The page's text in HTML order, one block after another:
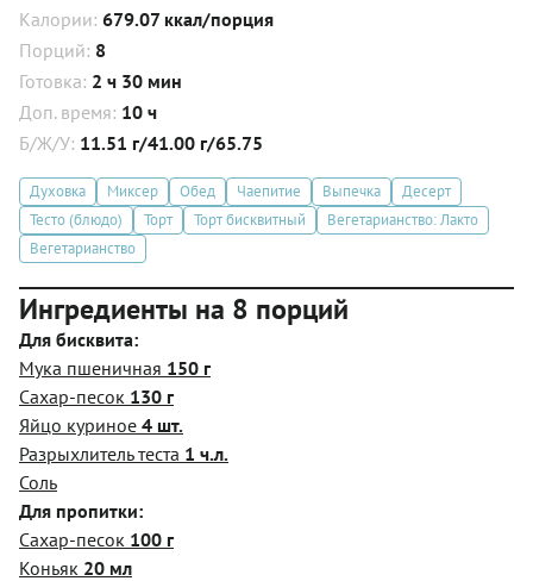
Калории: 679.07 ккал/порция
Порций: 8
Готовка: 2 ч 30 мин
Доп. время: 10 ч
Б/Ж/У: 11.51 г/41.00 г/65.75
Духовка Миксер Обед Чаепитие Выпечка
Десерт
Тесто (блюдо)
Торт Торт бисквитный
Вегетарианство: Лакто
Вегетарианство
Ингредиенты на 8 порций
Для бисквита:
Мука пшеничная 150 г
Сахар-песок 130 г
Яйцо куриное 4 шт.
Разрыхлитель теста 1 ч.л.
Соль
Для пропитки:
Сахар-песок 100 г
Коньяк 20 мл